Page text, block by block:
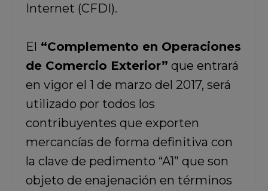
Internet (CFDI).
El “Complemento en Operaciones
de Comercio Exterior” que entrará
en vigor el 1 de marzo del 2017, será
utilizado por todos los
contribuyentes que exporten
mercancías de forma definitiva con
la clave de pedimento “A1” que son
objeto de enajenación en términos